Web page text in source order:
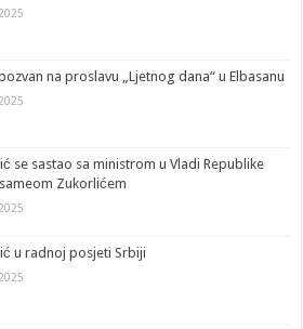
na proslavu „Ljetnog dana“ u Elbasanu
se sastao sa ministrom u Vladi Republike
Zukorlićem
u radnoj posjeti Srbiji